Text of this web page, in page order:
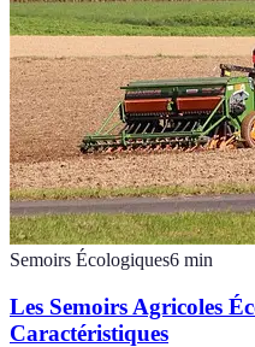
Semoirs Écologiques6 min
Les Semoirs Agricoles
Caractéristiques